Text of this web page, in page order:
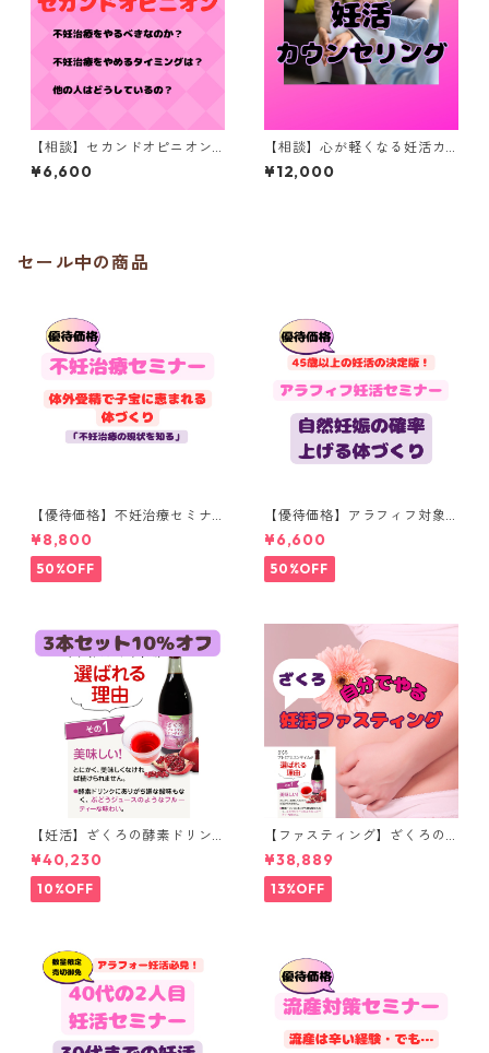
【相談】セカンドオピニオン
相談（３０分）
¥6,600
【相談】心が軽くなる妊活カ
ウンセリング（６０分）
¥12,000
セール中の商品
【優待価格】不妊治療セミナ
ー「体外受精で子宝に恵まれ
る体づくり」（150分）
¥8,800
50%OFF
【優待価格】アラフィフ対象
セミナー（45歳以上対象）
「その不妊治療…本当に必要で
すか？」（１５０分）
¥6,600
50%OFF
【妊活】ざくろの酵素ドリン
ク（３本セット）
¥40,230
10%OFF
【ファスティング】ざくろの
妊活ファスティング～３DAYS
セルフ～「卵子のアンチエイ
ジングで子宝に恵まれる」
¥38,889
13%OFF